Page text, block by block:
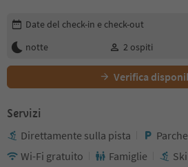
Modifica i dettagli della prenotazione
Date del check-in e check-out
notte
2 ospiti
Verifica
Servizi
Direttamente sulla pista
Wi-Fi gratuito
Famiglie